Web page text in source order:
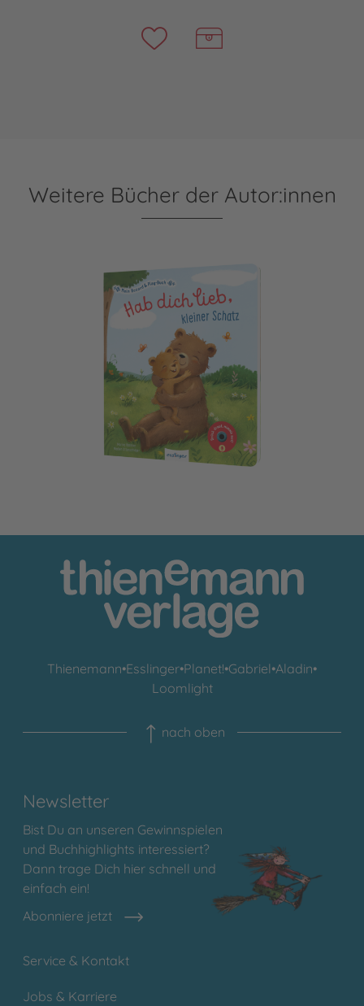
Weitere Bücher der Autor:innen
Mein Record & Play-Buch: Hab dich lieb, kleiner Schatz
Thienemann•Esslinger•Planet!•Gabriel•Aladin•
Loomlight
nach oben
Newsletter
Bist Du an unseren Gewinnspielen
und Buchhighlights interessiert?
Dann trage Dich hier schnell und
einfach ein!
Abonniere jetzt
Service & Kontakt
Jobs & Karriere